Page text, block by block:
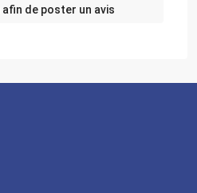
afin de poster un avis